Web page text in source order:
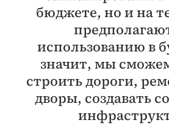
бюджете, но и на
использованию в
значит, мы
строить дороги,
дворы, создавать